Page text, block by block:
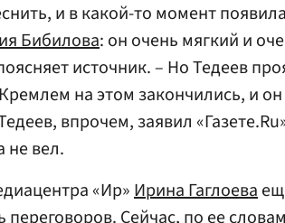
и в какой-то момент
Бибилова: он очень мягкий и
источник. – Но Тедеев
на этом закончились, и
впрочем, заявил
не вел.
«Ир»Ирина Гаглоева
Сейчас, по ее